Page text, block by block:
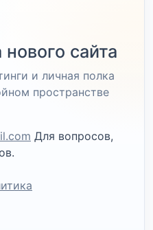
сайта
и личная полка
пространстве
Для вопросов,